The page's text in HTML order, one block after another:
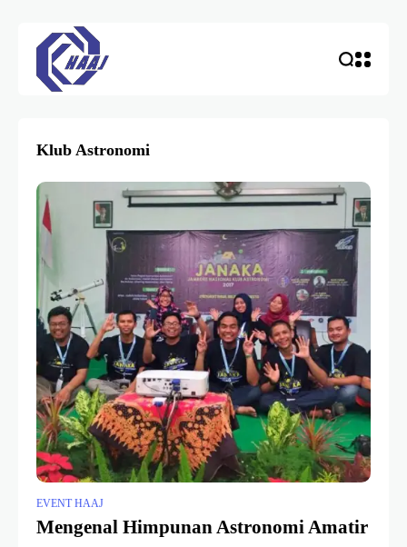
Klub Astronomi
EVENT HAAJ
Mengenal Himpunan Astronomi Amatir